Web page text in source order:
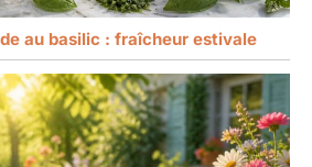
au basilic : fraîcheur estivale